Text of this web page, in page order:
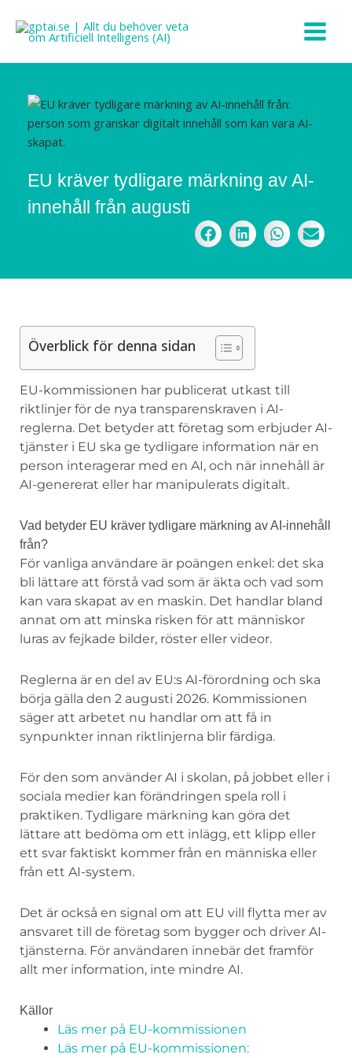
innehåll
EU kräver tydligare märkning av AI-
innehåll från augusti
Överblick för denna sidan
EU-kommissionen har publicerat utkast till
riktlinjer för de nya transparenskraven i AI-
reglerna. Det betyder att företag som erbjuder AI-
tjänster i EU ska ge tydligare information när en
person interagerar med en AI, och när innehåll är
AI-genererat eller har manipulerats digitalt.
Vad betyder EU kräver tydligare märkning av AI-innehåll
från?
För vanliga användare är poängen enkel: det ska
bli lättare att förstå vad som är äkta och vad som
kan vara skapat av en maskin. Det handlar bland
annat om att minska risken för att människor
luras av fejkade bilder, röster eller videor.
Reglerna är en del av EU:s AI-förordning och ska
börja gälla den 2 augusti 2026. Kommissionen
säger att arbetet nu handlar om att få in
synpunkter innan riktlinjerna blir färdiga.
För den som använder AI i skolan, på jobbet eller i
sociala medier kan förändringen spela roll i
praktiken. Tydligare märkning kan göra det
lättare att bedöma om ett inlägg, ett klipp eller
ett svar faktiskt kommer från en människa eller
från ett AI-system.
Det är också en signal om att EU vill flytta mer av
ansvaret till de företag som bygger och driver AI-
tjänsterna. För användaren innebär det framför
allt mer information, inte mindre AI.
Källor
Läs mer på EU-kommissionen
Läs mer på EU-kommissionen: